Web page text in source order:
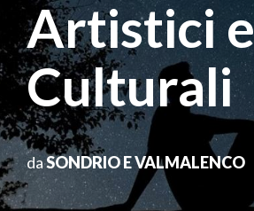
Artistici e
Culturali
daSONDRIO E VALMALENCO